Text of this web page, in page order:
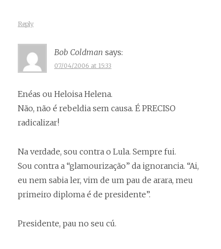
Reply
Bob Coldman says:
07/04/2006 at 15:33
Enéas ou Heloisa Helena.
Não, não é rebeldia sem causa. É PRECISO
radicalizar!
Na verdade, sou contra o Lula. Sempre fui.
Sou contra a “glamourização” da ignorancia. “Ai,
eu nem sabia ler, vim de um pau de arara, meu
primeiro diploma é de presidente”.
Presidente, pau no seu cú.